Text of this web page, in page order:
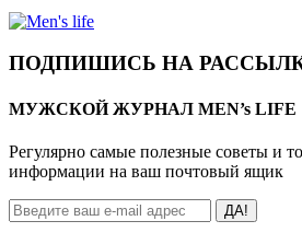
ПОДПИШИСЬ НА
МУЖСКОЙ ЖУРНАЛ MEN’s LIFE
Регулярно самые полезные советы и
информации на ваш почтовый ящик
ДА!